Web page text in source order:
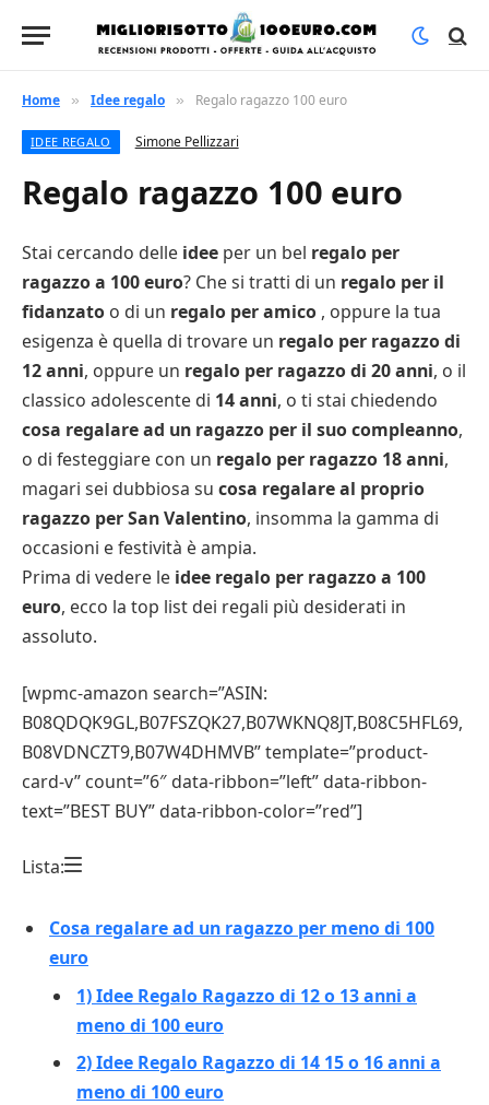
Home » Idee regalo » Regalo ragazzo 100 euro
IDEE REGALO Simone Pellizzari
Regalo ragazzo 100 euro
Stai cercando delle idee per un bel regalo per
ragazzo a 100 euro? Che si tratti di un regalo per il
fidanzato o di un regalo per amico , oppure la tua
esigenza è quella di trovare un regalo per ragazzo di
12 anni, oppure un regalo per ragazzo di 20 anni, o il
classico adolescente di 14 anni, o ti stai chiedendo
cosa regalare ad un ragazzo per il suo compleanno,
o di festeggiare con un regalo per ragazzo 18 anni,
magari sei dubbiosa su cosa regalare al proprio
ragazzo per San Valentino, insomma la gamma di
occasioni e festività è ampia.
Prima di vedere le idee regalo per ragazzo a 100
euro, ecco la top list dei regali più desiderati in
assoluto.
[wpmc-amazon search=”ASIN:
B08QDQK9GL,B07FSZQK27,B07WKNQ8JT,B08C5HFL69,
B08VDNCZT9,B07W4DHMVB” template=”product-
card-v” count=”6″ data-ribbon=”left” data-ribbon-
text=”BEST BUY” data-ribbon-color=”red”]
Lista:
Cosa regalare ad un ragazzo per meno di 100
euro
1) Idee Regalo Ragazzo di 12 o 13 anni a
meno di 100 euro
2) Idee Regalo Ragazzo di 14 15 o 16 anni a
meno di 100 euro